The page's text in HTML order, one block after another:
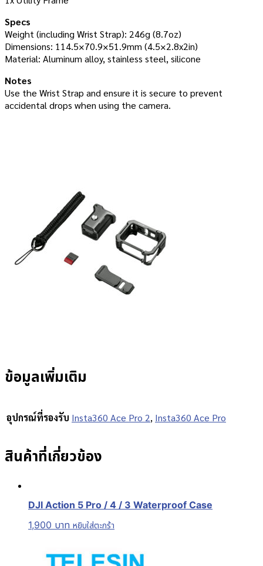
Specs
Weight (including Wrist Strap): 246g (8.7oz)
Dimensions: 114.5×70.9×51.9mm (4.5×2.8x2in)
Material: Aluminum alloy, stainless steel, silicone
Notes
Use the Wrist Strap and ensure it is secure to prevent
accidental drops when using the camera.
ข้อมูลเพิ่มเติม
อุปกรณ์ที่รองรับ Insta360 Ace Pro 2, Insta360 Ace Pro
สินค้าที่เกี่ยวข้อง
DJI Action 5 Pro / 4 / 3 Waterproof Case
1,900 บาท หยิบใส่ตะกร้า